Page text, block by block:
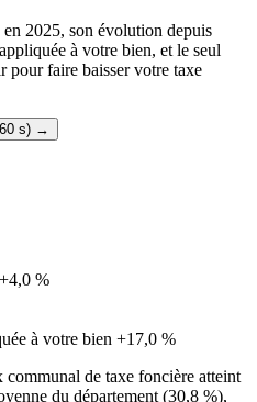
2025, son évolution depuis
à votre bien, et le seul
pour faire baisser votre taxe
s) →
+4,0 %
à votre bien +17,0 %
de taxe foncière atteint
du département (30,8 %),